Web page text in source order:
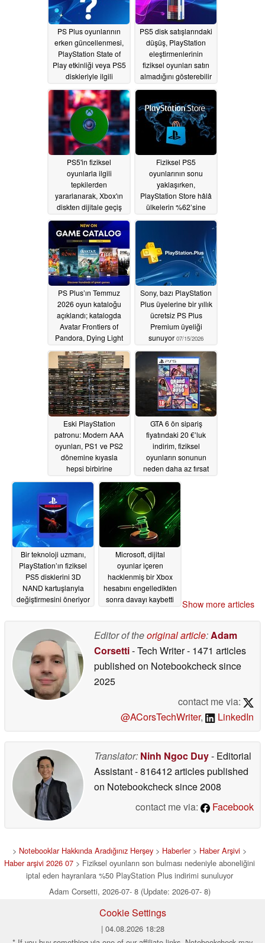
PS Plus oyunlarının
erken güncellenmesi,
PlayStation State of
Play etkinliği veya PS5
diskleriyle ilgili
olabilir07/29/2026
PS5 disk satışlarındaki
düşüş, PlayStation
eleştirmenlerinin
fiziksel oyunları satın
almadığını gösterebilir
07/21/2026
PS5'in fiziksel
oyunlarla ilgili
tepkilerden
yararlanarak, Xbox'ın
diskten dijitale geçiş
31 Temmuz'dan önce
yayınlanacak.07/20/2026
Fiziksel PS5
oyunlarının sonu
yaklaşırken,
PlayStation Store hâlâ
ülkelerin %62’sine
PS Plus’ın Temmuz
2026 oyun kataloğu
açıklandı; katalogda
Avatar Frontiers of
Pandora, Dying Light
alıyor07/15/2026
Sony, bazı PlayStation
Plus üyelerine bir yıllık
ücretsiz PS Plus
Premium üyeliği
sunuyor 07/15/2026
Eski PlayStation
patronu: Modern AAA
oyunları, PS1 ve PS2
dönemine kıyasla
hepsi birbirine
07/15/2026
GTA 6 ön sipariş
fiyatındaki 20 €’luk
indirim, fiziksel
oyunların sonunun
neden daha az fırsat
gösteriyor07/15/2026
Bir teknoloji uzmanı,
PlayStation’ın fiziksel
PS5 disklerini 3D
NAND kartuşlarıyla
değiştirmesini öneriyor
Microsoft, dijital
oyunlar içeren
hacklenmiş bir Xbox
hesabını engelledikten
sonra davayı kaybetti
Show more articles
Editor of theoriginal article:Adam
Corsetti- Tech Writer- 1471 articles
published on Notebookchecksince
2025
contact me via:
@ACorsTechWriter, LinkedIn
Translator: Ninh Ngoc Duy- Editorial
Assistant- 816412 articles published
on Notebookchecksince 2008
contact me via:
Facebook
> Notebooklar Hakkında Aradığınız Herşey > Haberler> Haber Arşivi >
Haber arşivi 2026 07 > Fiziksel oyunların son bulması nedeniyle aboneliğini
iptal eden hayranlara %50 PlayStation Plus indirimi sunuluyor
Adam Corsetti, 2026-07- 8 (Update: 2026-07- 8)
Cookie Settings
| 04.08.2026 18:28